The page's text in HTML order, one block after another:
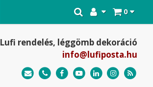
0
Lufi rendelés, léggömb dekoráció
info@lufiposta.hu